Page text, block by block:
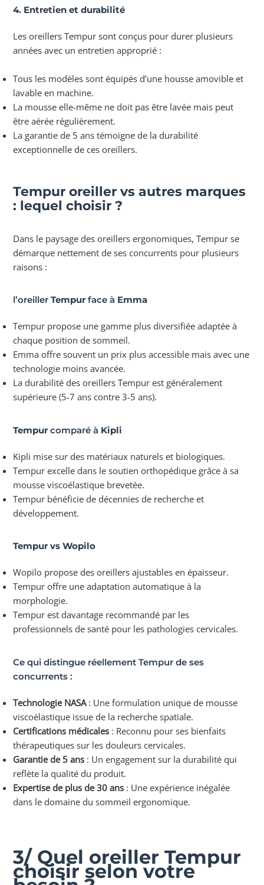
4. Entretien et durabilité
Les oreillers Tempur sont conçus pour durer plusieurs
années avec un entretien approprié :
Tous les modèles sont équipés d’une housse amovible et
lavable en machine.
La mousse elle-même ne doit pas être lavée mais peut
être aérée régulièrement.
La garantie de 5 ans témoigne de la durabilité
exceptionnelle de ces oreillers.
Tempur oreiller vs autres marques
: lequel choisir ?
Dans le paysage des oreillers ergonomiques, Tempur se
démarque nettement de ses concurrents pour plusieurs
raisons :
l’oreillerTempurface à Emma
Tempur propose une gamme plus diversifiée adaptée à
chaque position de sommeil.
Emma offre souvent un prix plus accessible mais avec une
technologie moins avancée.
La durabilité des oreillers Tempur est généralement
supérieure (5-7 ans contre 3-5 ans).
Tempurcomparé à Kipli
Kipli mise sur des matériaux naturels et biologiques.
Tempur excelle dans le soutien orthopédique grâce à sa
mousse viscoélastique brevetée.
Tempur bénéficie de décennies de recherche et
développement.
Tempur vs Wopilo
Wopilo propose des oreillers ajustables en épaisseur.
Tempur offre une adaptation automatique à la
morphologie.
Tempur est davantage recommandé par les
professionnels de santé pour les pathologies cervicales.
Ce qui distingue réellement Tempur de ses
concurrents :
Technologie NASA: Une formulation unique de mousse
viscoélastique issue de la recherche spatiale.
Certifications médicales : Reconnu pour ses bienfaits
thérapeutiques sur les douleurs cervicales.
Garantie de 5 ans : Un engagement sur la durabilité qui
reflète la qualité du produit.
Expertise de plus de 30 ans : Une expérience inégalée
dans le domaine du sommeil ergonomique.
3/ Quel oreiller Tempur
choisir selon votre